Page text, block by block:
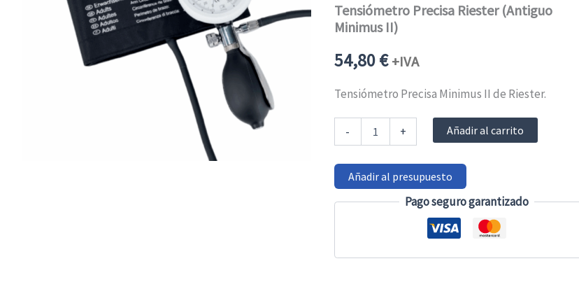
Tensiómetro Precisa Riester (Antiguo
Minimus II)
54,80€ +IVA
Tensiómetro Precisa Minimus II de Riester.
-
Precisa
(Antiguo
Minimus
cantidad
+ Añadir al carrito
Añadir al presupuesto
Pago seguro garantizado